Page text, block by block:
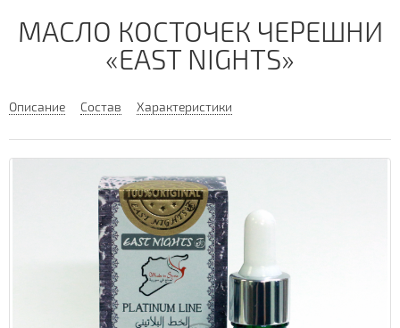
МАСЛО КОСТОЧЕК ЧЕРЕШНИ
«EAST NIGHTS»
Описание Состав Характеристики